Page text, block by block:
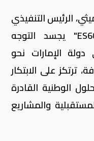
الرئيس التنفيذي
لمجموعة "إمستيل"، إن "ES600" يجسد التوجه
الإمارات نحو
ترتكز على الابتكار
الوطنية القادرة
والمشاريع